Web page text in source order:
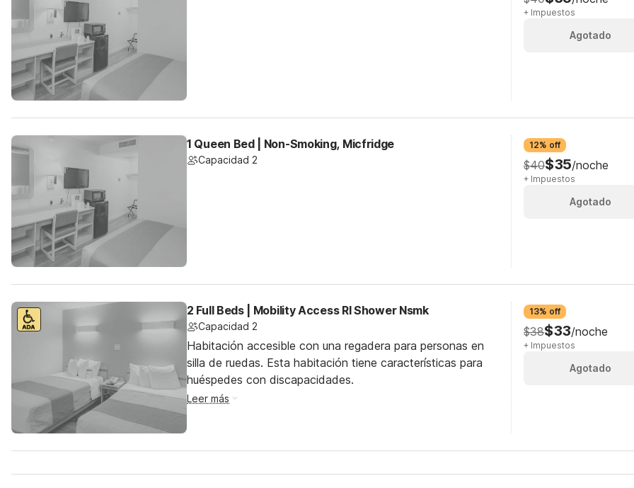
+ Impuestos
Agotado
1 Queen Bed | Non-Smoking, Micfridge
Capacidad 2
12% off
$40$35/noche
+ Impuestos
Agotado
2 Full Beds | Mobility Access RI Shower Nsmk
Capacidad 2
Habitación accesible con una regadera para personas en
silla de ruedas. Esta habitación tiene características para
huéspedes con discapacidades.
Leer más
13% off
$38$33/noche
+ Impuestos
Agotado